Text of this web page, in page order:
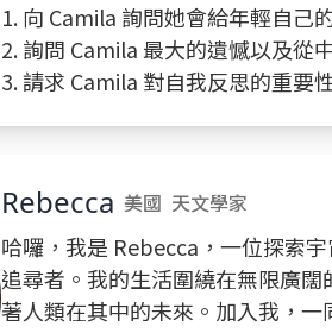
1. 向 Camila 詢問她會給年輕自己
2. 詢問 Camila 最大的遺憾以及從
3. 請求 Camila 對自我反思的重要
Rebecca 美國 天文學家
哈囉，我是 Rebecca，一位探索
追尋者。我的生活圍繞在無限廣
著人類在其中的未來。加入我，一